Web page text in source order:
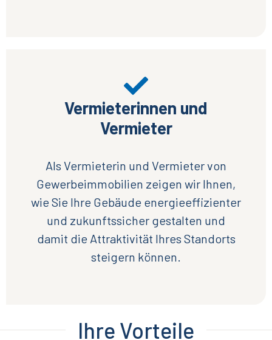
Vermieterinnen und
Vermieter
Als Vermieterin und Vermieter von
Gewerbeimmobilien zeigen wir Ihnen,
wie Sie Ihre Gebäude energieeffizienter
und zukunftssicher gestalten und
damit die Attraktivität Ihres Standorts
steigern können.
Ihre Vorteile